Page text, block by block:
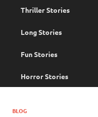
Thriller Stories
Long Stories
Fun Stories
Horror Stories
BLOG